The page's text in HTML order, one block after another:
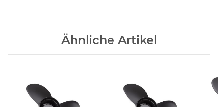
Ähnliche Artikel